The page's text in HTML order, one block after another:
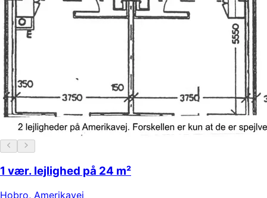
1 vær. lejlighed på 24 m²
Hobro, Amerikavej